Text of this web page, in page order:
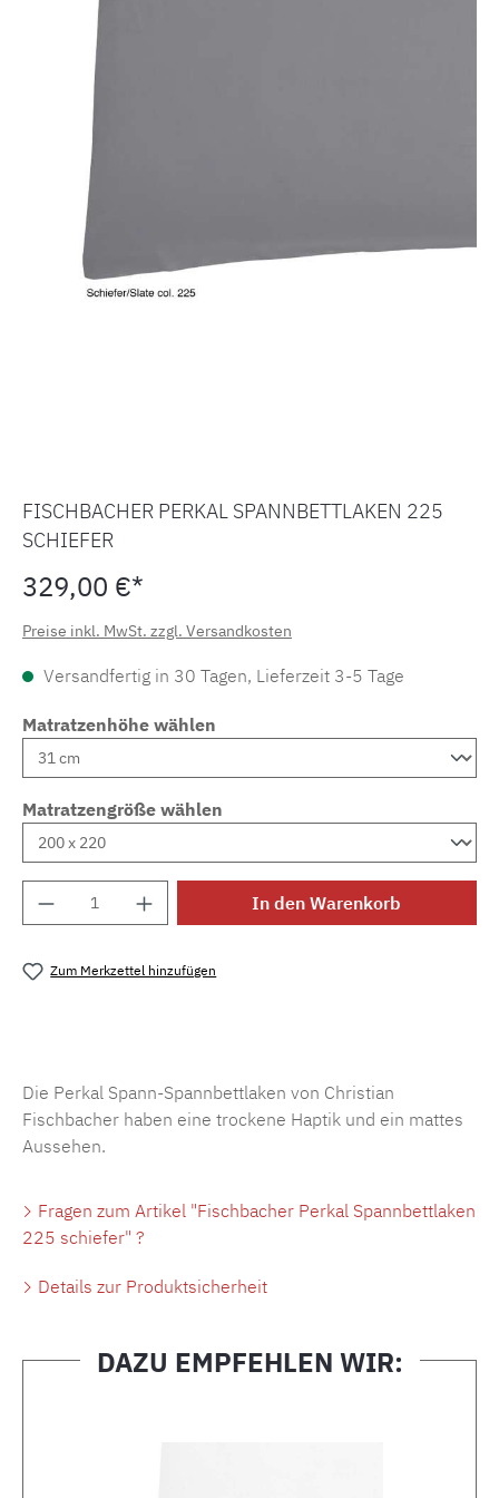
FISCHBACHER PERKAL SPANNBETTLAKEN 225
SCHIEFER
329,00 €*
Preise inkl. MwSt. zzgl. Versandkosten
Versandfertig in 30 Tagen, Lieferzeit 3-5 Tage
Matratzenhöhe wählen
Matratzengröße wählen
Produkt Anzahl: Gib den gewünschten
In den Warenkorb
Zum Merkzettel hinzufügen
Die Perkal Spann-Spannbettlaken von Christian
Fischbacher haben eine trockene Haptik und ein mattes
Aussehen.
Fragen zum Artikel "Fischbacher Perkal Spannbettlaken
225 schiefer" ?
Details zur Produktsicherheit
DAZU EMPFEHLEN WIR: